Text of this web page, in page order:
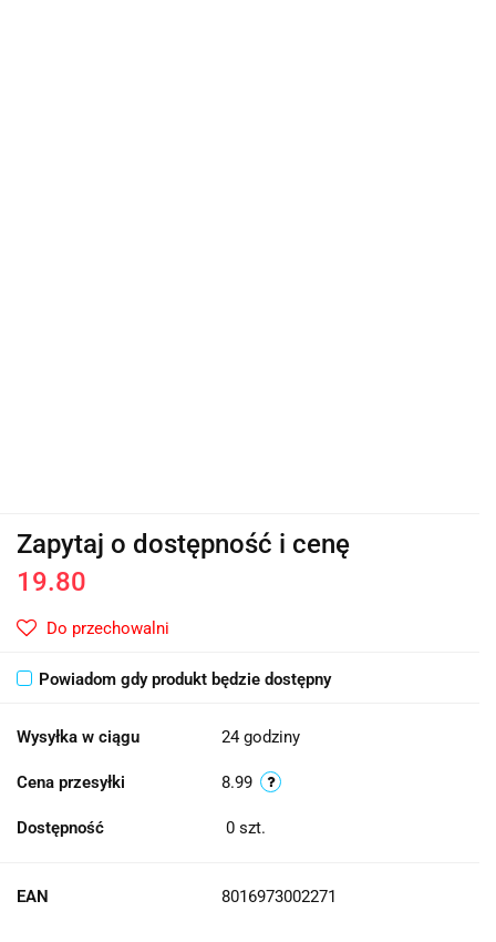
Zapytaj o dostępność i cenę
19.80
Do przechowalni
Powiadom gdy produkt będzie dostępny
Wysyłka w ciągu 24 godziny
Cena przesyłki 8.99
Dostępność 0 szt.
EAN 8016973002271